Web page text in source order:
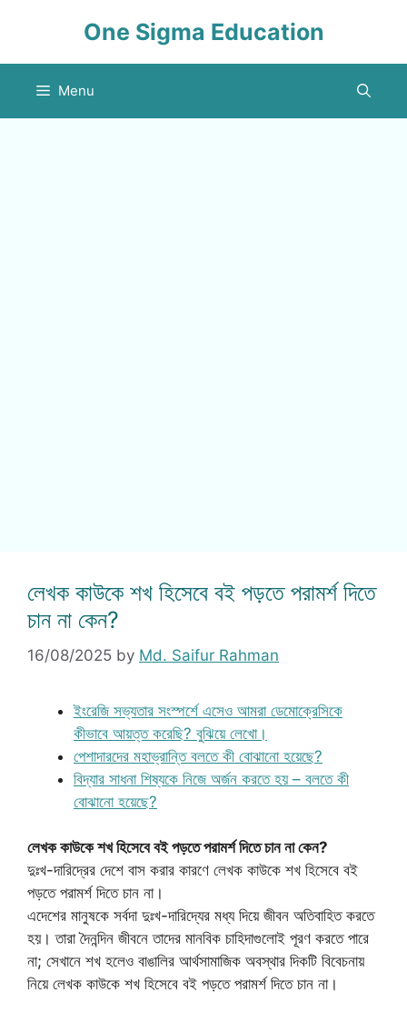
One Sigma Education
Menu
লেখক কাউকে শখ হিসেবে বই পড়তে পরামর্শ দিতে
চান না কেন?
16/08/2025 by Md. Saifur Rahman
ইংরেজি সভ্যতার সংস্পর্শে এসেও আমরা ডেমোক্রেসিকে
কীভাবে আয়ত্ত করেছি? বুঝিয়ে লেখো।
পেশাদারদের মহাভ্রান্তি বলতে কী বোঝানো হয়েছে?
বিদ্যার সাধনা শিষ্যকে নিজে অর্জন করতে হয় – বলতে কী
বোঝানো হয়েছে?
লেখক কাউকে শখ হিসেবে বই পড়তে পরামর্শ দিতে চান না কেন?
দুঃখ-দারিদ্রের দেশে বাস করার কারণে লেখক কাউকে শখ হিসেবে বই
পড়তে পরামর্শ দিতে চান না।
এদেশের মানুষকে সর্বদা দুঃখ-দারিদ্যের মধ্য দিয়ে জীবন অতিবাহিত করতে
হয়। তারা দৈনন্দিন জীবনে তাদের মানবিক চাহিদাগুলোই পূরণ করতে পারে
না; সেখানে শখ হলেও বাঙালির আর্থসামাজিক অবস্থার দিকটি বিবেচনায়
নিয়ে লেখক কাউকে শখ হিসেবে বই পড়তে পরামর্শ দিতে চান না।